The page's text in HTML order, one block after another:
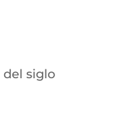
del siglo